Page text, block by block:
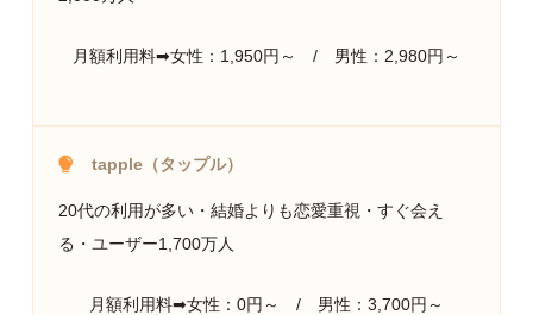
月額利用料➡女性：1,950円～ / 男性：2,980円～
tapple（タップル）
20代の利用が多い・結婚よりも恋愛重視・すぐ会え
る・ユーザー1,700万人
月額利用料➡女性：0円～ / 男性：3,700円～